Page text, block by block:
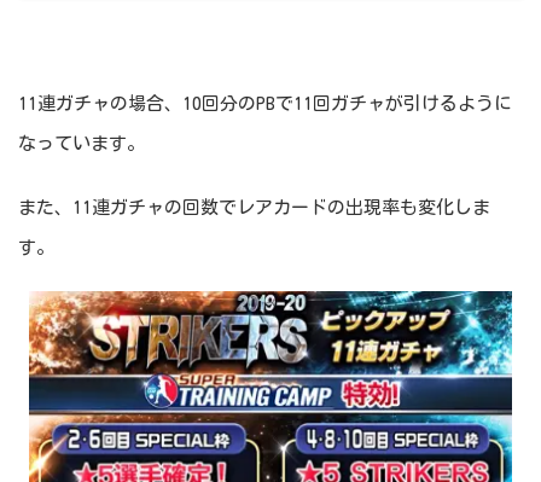
11連ガチャの場合、10回分のPBで11回ガチャが引けるように
なっています。
また、11連ガチャの回数でレアカードの出現率も変化しま
す。